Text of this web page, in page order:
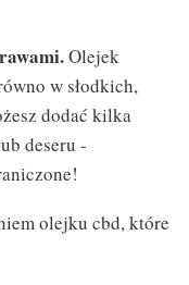
Olejek
w słodkich,
dodać kilka
deseru -
olejku cbd, które